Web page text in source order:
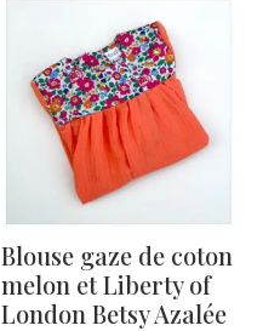
Blouse gaze de coton
melon et Liberty of
London Betsy Azalée